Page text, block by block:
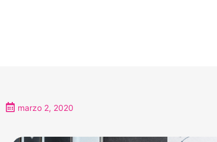
marzo 2, 2020